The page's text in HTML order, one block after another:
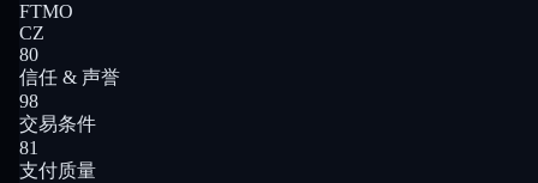
FTMO
CZ
80
信任 & 声誉
98
交易条件
81
支付质量